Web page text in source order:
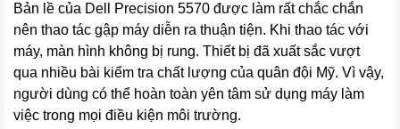
Bản lề của Dell Precision 5570 được làm rất chắc chắn
nên thao tác gập máy diễn ra thuận tiện. Khi thao tác với
máy, màn hình không bị rung. Thiết bị đã xuất sắc vượt
qua nhiều bài kiểm tra chất lượng của quân đội Mỹ. Vì vậy,
người dùng có thể hoàn toàn yên tâm sử dụng máy làm
việc trong mọi điều kiện môi trường.